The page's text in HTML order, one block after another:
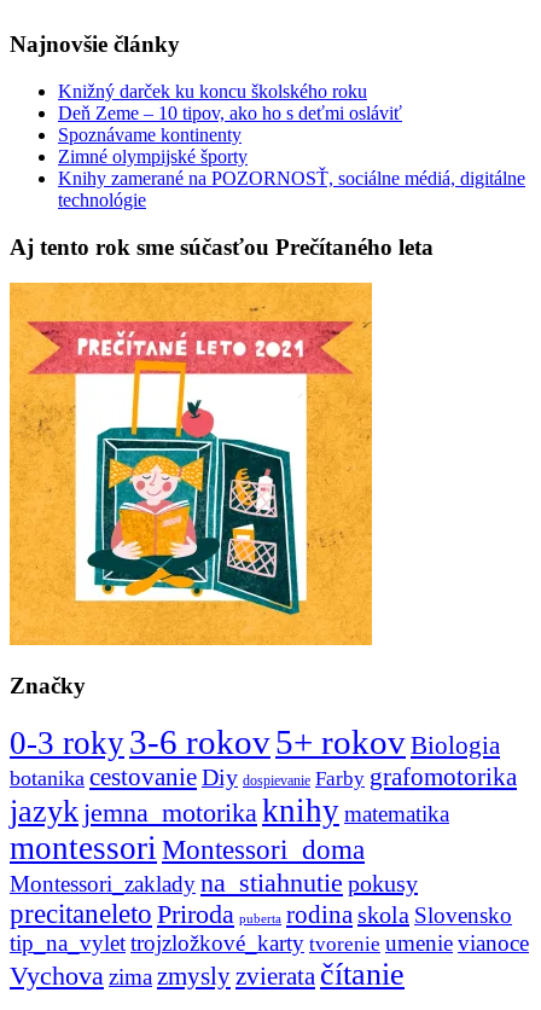
Najnovšie články
Knižný darček ku koncu školského roku
Deň Zeme – 10 tipov, ako ho s deťmi osláviť
Spoznávame kontinenty
Zimné olympijské športy
Knihy zamerané na POZORNOSŤ, sociálne médiá, digitálne
technológie
Aj tento rok sme súčasťou Prečítaného leta
Značky
0-3 roky3-6 rokov5+ rokovBiologia
botanika cestovanieDiy dospievanie Farby grafomotorika
jazykjemna_motorika knihymatematika
montessori Montessori_doma
Montessori_zakladyna_stiahnutie pokusy
precitaneleto Priroda puberta rodina skola Slovensko
tip_na_vylettrojzložkové_karty tvorenie umenievianoce
Vychova zima zmysly zvierata čítanie